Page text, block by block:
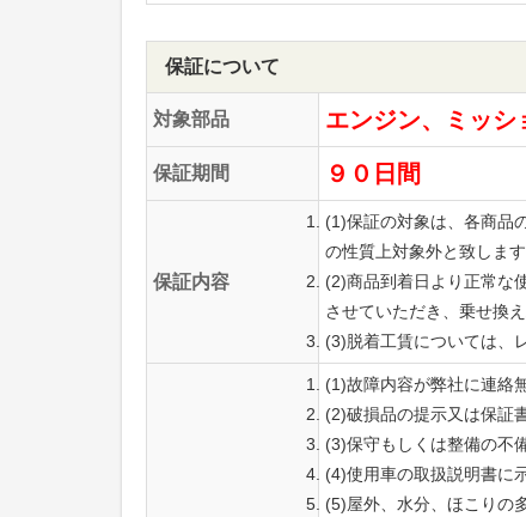
保証について
対象部品 エンジン、ミッシ
保証期間 ９０日間
保証内容
(1)保証の対象は、各商品
の性質上対象外と致します
(2)商品到着日より正常な
させていただき、乗せ換
(3)脱着工賃については、
(1)故障内容が弊社に連絡
(2)破損品の提示又は保証
(3)保守もしくは整備の不
(4)使用車の取扱説明書に
(5)屋外、水分、ほこりの